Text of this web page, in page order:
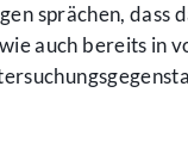
sprächen, dass
auch bereits in